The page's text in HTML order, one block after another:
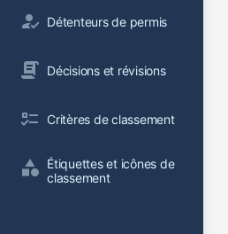
Détenteurs de permis
Décisions et révisions
Critères de classement
Étiquettes et icônes de
classement